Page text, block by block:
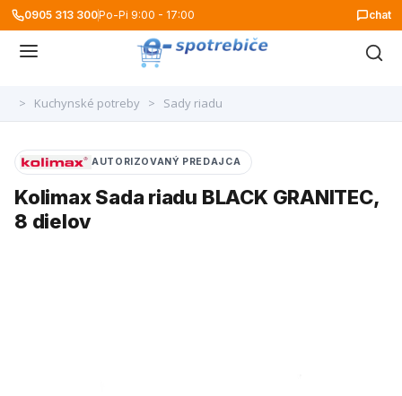
0905 313 300Po-Pi 9:00 - 17:00 chat
> Kuchynské potreby > Sady riadu
AUTORIZOVANÝ PREDAJCA
Kolimax Sada riadu BLACK GRANITEC,
8 dielov